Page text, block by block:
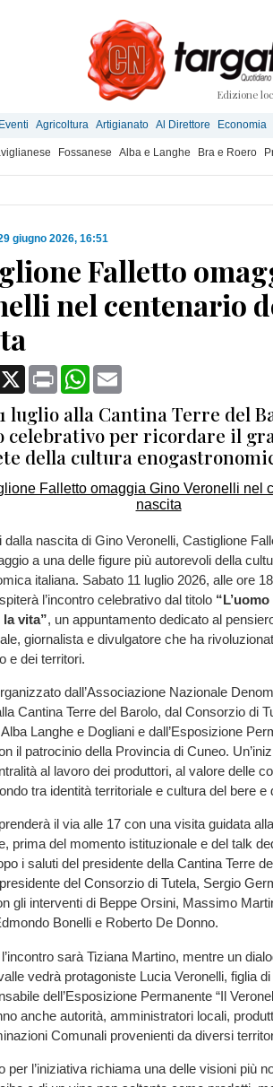
Edizione
Eventi Agricoltura Artigianato Al Direttore Economia
Fossanese Alba e Langhe Bra e Roero
giugno 2026, 16:51
Falletto
nel centenario
X Print WhatsApp
luglio alla Cantina Terre del
celebrativo per ricordare il
della cultura
dalla nascita di Gino Veronelli, Castiglione
a una delle figure più autorevoli della
italiana. Sabato 11 luglio 2026, alle ore
l’incontro celebrativo dal titolo
vita”, un appuntamento dedicato al
giornalista e divulgatore che ha
e dei territori.
dall’Associazione Nazionale
Cantina Terre del Barolo, dal Consorzio di
Langhe e Dogliani e dall’Esposizione
il patrocinio della Provincia di Cuneo.
al lavoro dei produttori, al valore delle
tra identità territoriale e cultura del bere e
il via alle 17 con una visita guidata
prima del momento istituzionale e del talk
i saluti del presidente della Cantina Terre
del Consorzio di Tutela, Sergio
gli interventi di Beppe Orsini, Massimo
Bonelli e Roberto De Donno.
sarà Tiziana Martino, mentre un
vedrà protagoniste Lucia Veronelli, figlia
dell’Esposizione Permanente “Il
anche autorità, amministratori locali,
Comunali provenienti da diversi
per l’iniziativa richiama una delle visioni più